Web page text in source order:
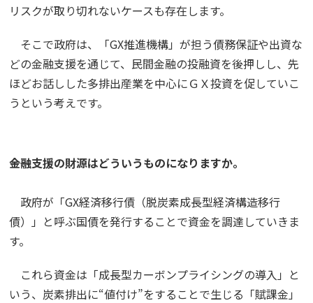
リスクが取り切れないケースも存在します。
そこで政府は、「GX推進機構」が担う債務保証や出資な
どの金融支援を通じて、民間金融の投融資を後押しし、先
ほどお話しした多排出産業を中心にＧＸ投資を促していこ
うという考えです。
――金融支援の財源はどういうものになりますか。
政府が「GX経済移行債（脱炭素成長型経済構造移行
債）」と呼ぶ国債を発行することで資金を調達していきま
す。
これら資金は「成長型カーボンプライシングの導入」と
いう、炭素排出に“値付け”をすることで生じる「賦課金」